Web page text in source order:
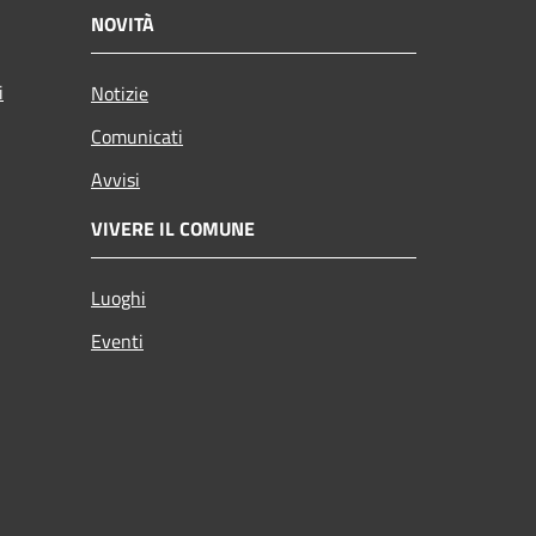
NOVITÀ
Notizie
Comunicati
Avvisi
VIVERE IL COMUNE
Luoghi
Eventi